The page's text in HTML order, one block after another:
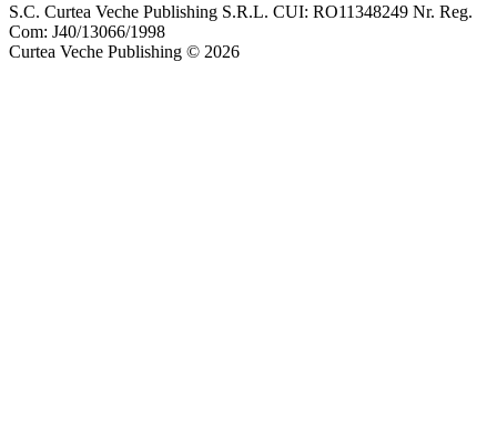
S.C. Curtea Veche Publishing S.R.L. CUI: RO11348249 Nr. Reg.
Com: J40/13066/1998
Curtea Veche Publishing © 2026